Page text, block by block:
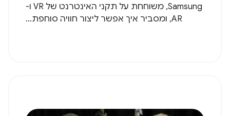
Samsung, משוחחת על תקני האינטרנט של VR ו-
AR, ומסביר איך אפשר ליצור חוויה סוחפת...